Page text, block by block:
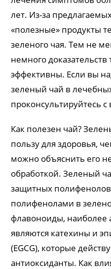
лет. Из-за
«полезные» продукты
зеленого чая. Тем не
немного доказательств
эффективны. Если вы
зеленый чай в
проконсультируйтесь
Как полезен чай?
пользу для здоровья,
можно объяснить его
обработкой. Зеленый
защитных
полифенолами в
флавоноиды, наиболее
являются катехины и
(EGCG), которые
антиоксиданты. Как